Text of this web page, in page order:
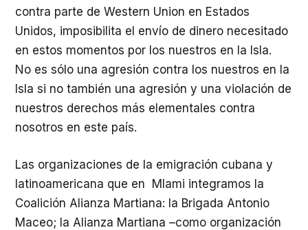
contra parte de Western Union en Estados
Unidos, imposibilita el envío de dinero necesitado
en estos momentos por los nuestros en la Isla.
No es sólo una agresión contra los nuestros en la
Isla si no también una agresión y una violación de
nuestros derechos más elementales contra
nosotros en este país.
Las organizaciones de la emigración cubana y
latinoamericana que en Mlami integramos la
Coalición Alianza Martiana: la Brigada Antonio
Maceo; la Alianza Martiana –como organización